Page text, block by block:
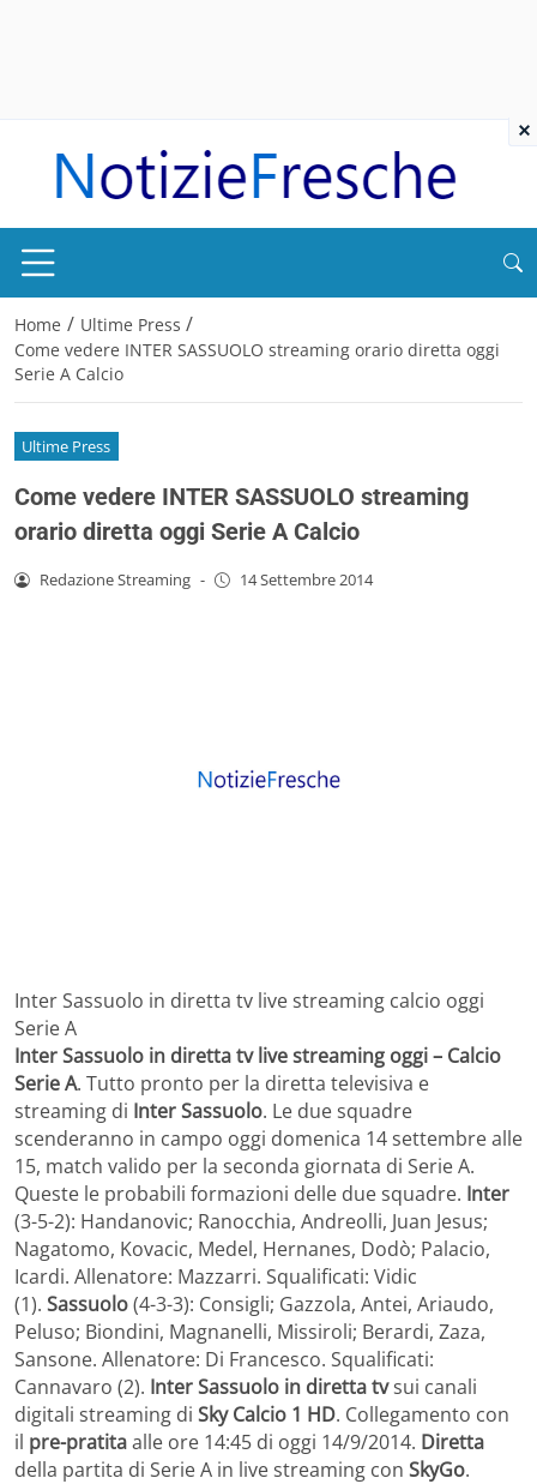
Home / Ultime Press /
Come vedere INTER SASSUOLO streaming orario diretta oggi
Serie A Calcio
Ultime Press
Come vedere INTER SASSUOLO streaming
orario diretta oggi Serie A Calcio
Redazione Streaming - 14 Settembre 2014
Inter Sassuolo in diretta tv live streaming calcio oggi
Serie A
Inter Sassuolo in diretta tv live streaming oggi – Calcio
Serie A. Tutto pronto per la diretta televisiva e
streaming di Inter Sassuolo. Le due squadre
scenderanno in campo oggi domenica 14 settembre alle
15, match valido per la seconda giornata di Serie A.
Queste le probabili formazioni delle due squadre. Inter
(3-5-2): Handanovic; Ranocchia, Andreolli, Juan Jesus;
Nagatomo, Kovacic, Medel, Hernanes, Dodò; Palacio,
Icardi. Allenatore: Mazzarri. Squalificati: Vidic
(1). Sassuolo(4-3-3): Consigli; Gazzola, Antei, Ariaudo,
Peluso; Biondini, Magnanelli, Missiroli; Berardi, Zaza,
Sansone. Allenatore: Di Francesco. Squalificati:
Cannavaro (2). Inter Sassuolo in diretta tvsui canali
digitali streaming di Sky Calcio 1 HD. Collegamento con
il pre-pratitaalle ore 14:45 di oggi 14/9/2014. Diretta
della partita di Serie A in live streaming con SkyGo.
×